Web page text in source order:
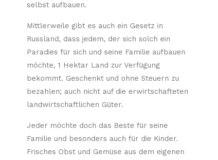
selbst aufbauen.
Mittlerweile gibt es auch ein Gesetz in
Russland, dass jedem, der sich solch ein
Paradies für sich und seine Familie aufbauen
möchte, 1 Hektar Land zur Verfügung
bekommt. Geschenkt und ohne Steuern zu
bezahlen; auch nicht auf die erwirtschafteten
landwirtschaftlichen Güter.
Jeder möchte doch das Beste für seine
Familie und besonders auch für die Kinder.
Frisches Obst und Gemüse aus dem eigenen